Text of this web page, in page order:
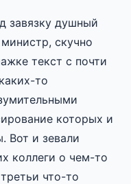
завязку душный
скучно
текст с почти
то
которых и
Вот и зевали
коллеги о чем-то
что-то